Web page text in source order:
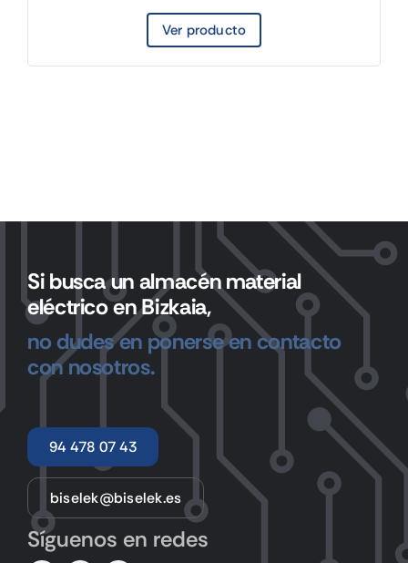
Ver producto
Si busca un almacén material
eléctrico en Bizkaia,
no dudes en ponerse en contacto
con nosotros.
94 478 07 43
biselek@biselek.es
Síguenos en redes